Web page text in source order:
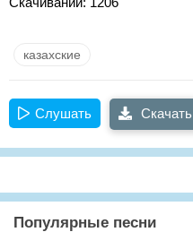
казахские
Слушать Скачать
Популярные песни